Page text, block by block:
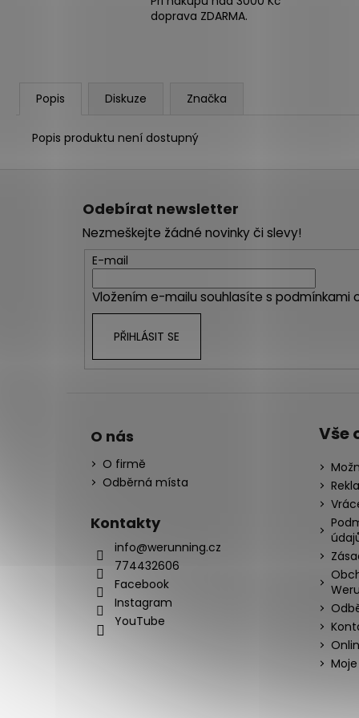
doprava ZDARMA.
Popis Diskuze Značka
Popis produktu není dostupný
Odebírat newsletter
Nezmeškejte žádné novinky či slevy!
E-mail
Vložením e-mailu souhlasíte s podmínkami
PŘIHLÁSIT SE
O nás
O firmě
Odběrná místa
Kontakty
info@werunning.cz
774432606
Facebook
Instagram
YouTube
Vše